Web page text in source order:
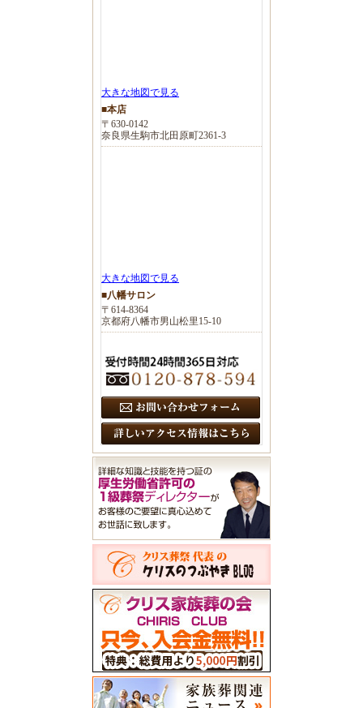
大きな地図で見る
■本店
〒630-0142
奈良県生駒市北田原町2361-3
大きな地図で見る
■八幡サロン
〒614-8364
京都府八幡市男山松里15-10